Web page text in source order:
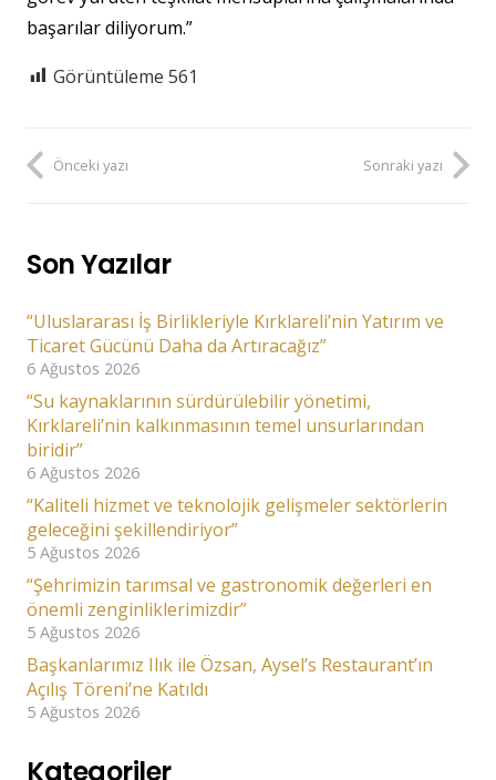
başarılar diliyorum.”
Görüntüleme 561
Önceki yazı Sonraki yazı
Son Yazılar
“Uluslararası İş Birlikleriyle Kırklareli’nin Yatırım ve
Ticaret Gücünü Daha da Artıracağız”
6 Ağustos 2026
“Su kaynaklarının sürdürülebilir yönetimi,
Kırklareli’nin kalkınmasının temel unsurlarından
biridir”
6 Ağustos 2026
“Kaliteli hizmet ve teknolojik gelişmeler sektörlerin
geleceğini şekillendiriyor”
5 Ağustos 2026
“Şehrimizin tarımsal ve gastronomik değerleri en
önemli zenginliklerimizdir”
5 Ağustos 2026
Başkanlarımız Ilık ile Özsan, Aysel’s Restaurant’ın
Açılış Töreni’ne Katıldı
5 Ağustos 2026
Kategoriler